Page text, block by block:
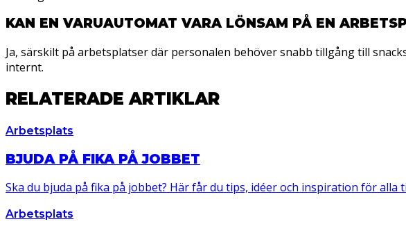
KAN EN VARUAUTOMAT VARA LÖNSAM PÅ EN
Ja, särskilt på arbetsplatser där personalen behöver snabb tillgång till
internt.
RELATERADE ARTIKLAR
Arbetsplats
BJUDA PÅ FIKA PÅ JOBBET
Ska du bjuda på fika på jobbet? Här får du tips, idéer och inspiration för alla
Arbetsplats